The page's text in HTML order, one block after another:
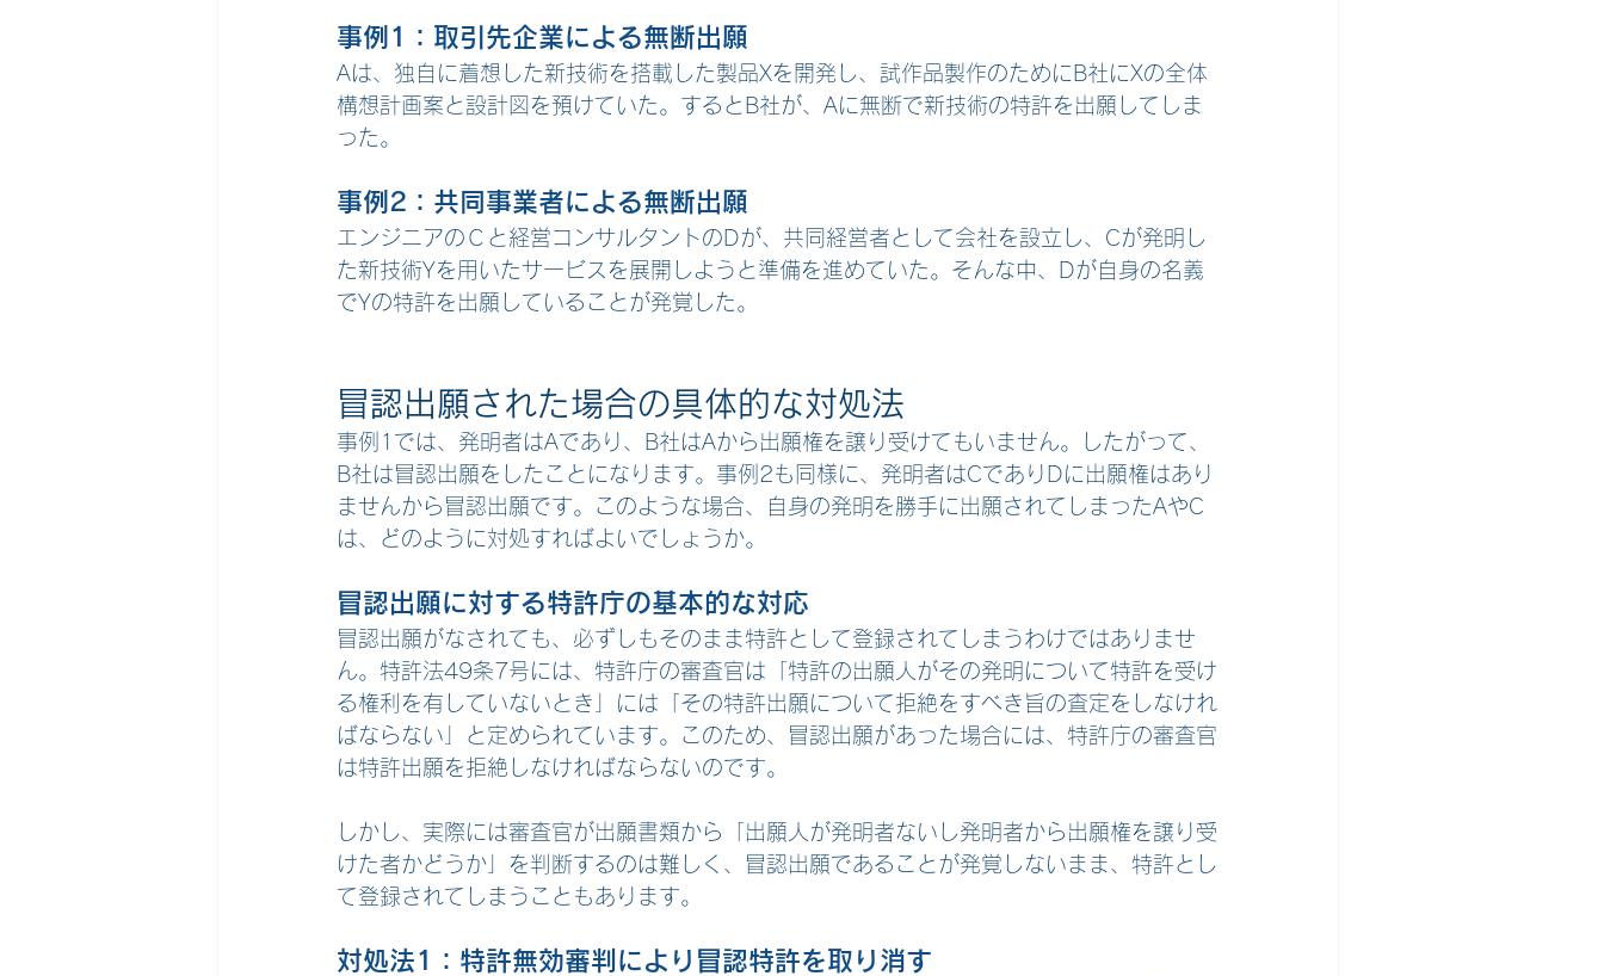
事例1：取引先企業による無断出願
Aは、独自に着想した新技術を搭載した製品Xを開発し、試作品製作のためにB社にXの全体
構想計画案と設計図を預けていた。するとB社が、Aに無断で新技術の特許を出願してしま
った。
事例2：共同事業者による無断出願
エンジニアのＣと経営コンサルタントのDが、共同経営者として会社を設立し、Cが発明し
た新技術Yを用いたサービスを展開しようと準備を進めていた。そんな中、Dが自身の名義
でYの特許を出願していることが発覚した。
冒認出願された場合の具体的な対処法
事例1では、発明者はAであり、B社はAから出願権を譲り受けてもいません。したがって、
B社は冒認出願をしたことになります。事例2も同様に、発明者はCでありDに出願権はあり
ませんから冒認出願です。このような場合、自身の発明を勝手に出願されてしまったAやC
は、どのように対処すればよいでしょうか。
冒認出願に対する特許庁の基本的な対応
冒認出願がなされても、必ずしもそのまま特許として登録されてしまうわけではありませ
ん。特許法49条7号には、特許庁の審査官は「特許の出願人がその発明について特許を受け
る権利を有していないとき」には「その特許出願について拒絶をすべき旨の査定をしなけれ
ばならない」と定められています。このため、冒認出願があった場合には、特許庁の審査官
は特許出願を拒絶しなければならないのです。
しかし、実際には審査官が出願書類から「出願人が発明者ないし発明者から出願権を譲り受
けた者かどうか」を判断するのは難しく、
冒認出願であることが発覚しないまま、特許とし
て登録されてしまうこともあります。
対処法1：特許無効審判により冒認特許を取り消す